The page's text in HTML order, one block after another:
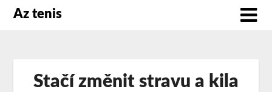
Az tenis
Stačí změnit stravu a kila